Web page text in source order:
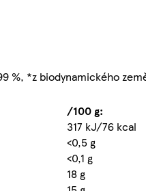
%, *z biodynamického
/100 g:
317 kJ/76 kcal
<0,5 g
<0,1 g
18 g